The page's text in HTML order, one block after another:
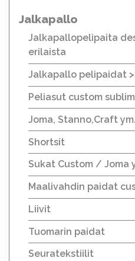
Jalkapallo
Jalkapallopelipaita
erilaista
Jalkapallo pelipaidat
Peliasut custom
Joma, Stanno,Craft
Shortsit
Sukat Custom / Joma
Maalivahdin paidat
Liivit
Tuomarin paidat
Seuratekstiilit